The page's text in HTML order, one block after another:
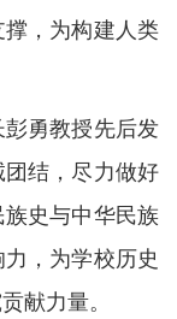
，为构建人类
勇教授先后发
结，尽力做好
史与中华民族
，为学校历史
献力量。